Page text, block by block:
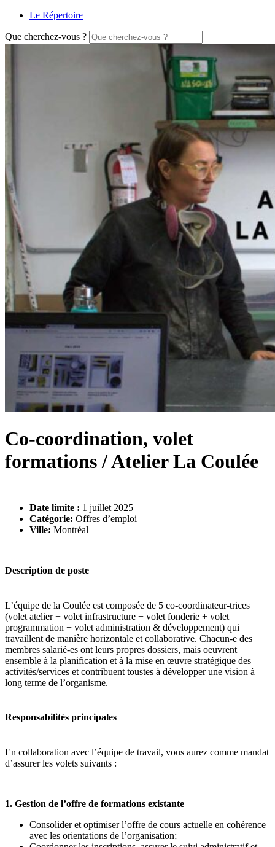
Le Répertoire
Que cherchez-vous ?
Co-coordination, volet
formations / Atelier La Coulée
Date limite : 1 juillet 2025
Catégorie: Offres d’emploi
Ville: Montréal
Description de poste
L’équipe de la Coulée est composée de 5 co-coordinateur-trices
(volet atelier + volet infrastructure + volet fonderie + volet
programmation + volet administration & développement) qui
travaillent de manière horizontale et collaborative. Chacun-e des
membres salarié-es ont leurs propres dossiers, mais oeuvrent
ensemble à la planification et à la mise en œuvre stratégique des
activités/services et contribuent toustes à développer une vision à
long terme de l’organisme.
Responsabilités principales
En collaboration avec l’équipe de travail, vous aurez comme mandat
d’assurer les volets suivants :
1. Gestion de l’offre de formations existante
Consolider et optimiser l’offre de cours actuelle en cohérence
avec les orientations de l’organisation;